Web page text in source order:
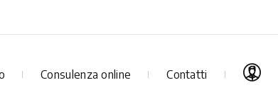
Consulenza online Contatti